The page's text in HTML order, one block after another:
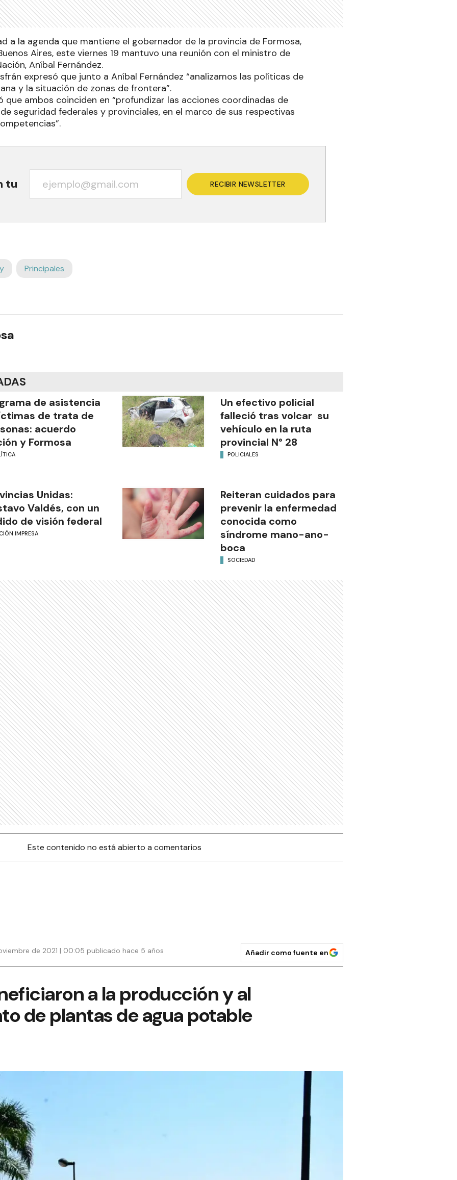
a la agenda que mantiene el gobernador de la provincia de Formosa,
Aires, este viernes 19 mantuvo una reunión con el ministro de
Aníbal Fernández.
expresó que junto a Aníbal Fernández “analizamos las políticas de
y la situación de zonas de frontera”.
que ambos coinciden en “profundizar las acciones coordinadas de
seguridad federales y provinciales, en el marco de sus respectivas
tu RECIBIR NEWSLETTER
Principales
de asistencia
de trata de
acuerdo
y Formosa
Un efectivo policial
falleció tras volcar su
vehículo en la ruta
provincial N° 28
POLICIALES
Unidas:
Valdés, con un
de visión federal
IMPRESA
Reiteran cuidados para
prevenir la enfermedad
conocida como
síndrome mano-ano-
boca
SOCIEDAD
Este contenido no está abierto a comentarios
de 2021 | 00:05 publicado hace 5 años Añadir como fuente en
a la producción y al
de plantas de agua potable